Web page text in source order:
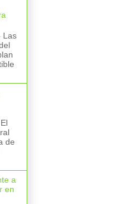
Las
de
a
en